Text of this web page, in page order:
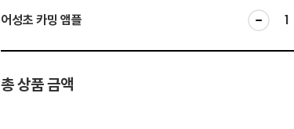
어성초 카밍 앰플
총 상품 금액